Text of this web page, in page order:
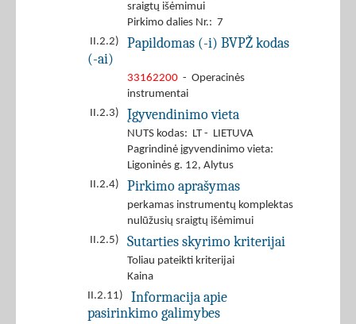
sraigtų išėmimui
Pirkimo dalies Nr.: 7
II.2.2)
Papildomas (-i) BVPŽ kodas
(-ai)
33162200 - Operacinės
instrumentai
II.2.3)
Įgyvendinimo vieta
NUTS kodas: LT - LIETUVA
Pagrindinė įgyvendinimo vieta:
Ligoninės g. 12, Alytus
II.2.4)
Pirkimo aprašymas
perkamas instrumentų komplektas
nulūžusių sraigtų išėmimui
II.2.5)
Sutarties skyrimo kriterijai
Toliau pateikti kriterijai
Kaina
II.2.11)
Informacija apie
pasirinkimo galimybes